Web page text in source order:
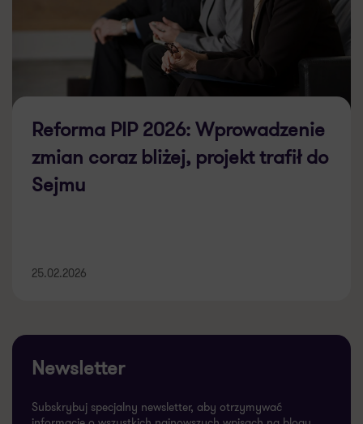
Reforma PIP 2026: Wprowadzenie
zmian coraz bliżej, projekt trafił do
Sejmu
25.02.2026
Newsletter
Subskrybuj specjalny newsletter, aby otrzymywać